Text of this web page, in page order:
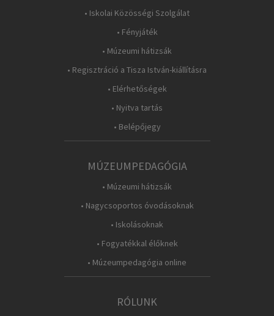
• Iskolai Közösségi Szolgálat
• Fényjáték
• Múzeumi hátizsák
• Regisztráció a Tisza István-kiállításra
• Elérhetőségek
• Nyitva tartás
• Belépőjegy
MÚZEUMPEDAGÓGIA
• Múzeumi hátizsák
• Nagycsoportos óvodásoknak
• Iskolásoknak
• Fogyatékkal élőknek
• Múzeumpedagógia online
RÓLUNK